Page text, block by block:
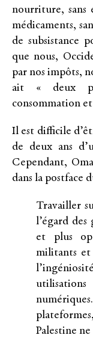
nourriture, sans
médicaments,
de subsistance
que nous,
par nos impôts,
ait « deux
consommation
Il est difficile
de deux ans
Cependant,
dans la postface
Travailler
l’égard des
et plus
militants et
utilisations
Palestine